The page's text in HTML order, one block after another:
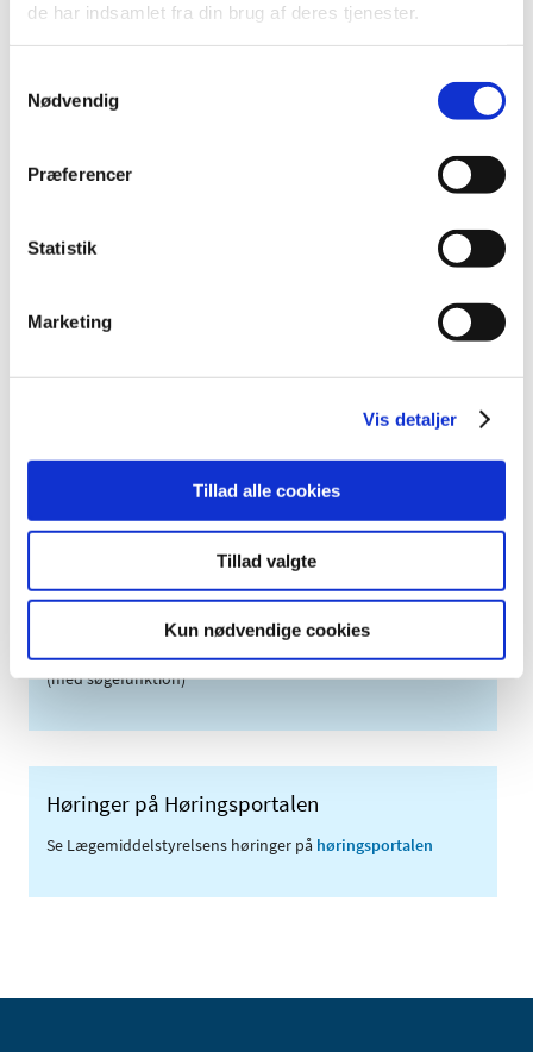
de har indsamlet fra din brug af deres tjenester.
Nødvendig
Præferencer
Statistik
Marketing
Vis detaljer
Tillad alle cookies
Tillad valgte
Kun nødvendige cookies
juni (8)
maj (2)
marts (3)
januar (3)
2012 (44)
2009 (14)
Meddelelser om forsyning af medicin til mennesker og dyr
Sikkerhedsmeddelelser om medicinsk udstyr
(med søgefunktion)
Høringer på Høringsportalen
Se Lægemiddelstyrelsens høringer på høringsportalen